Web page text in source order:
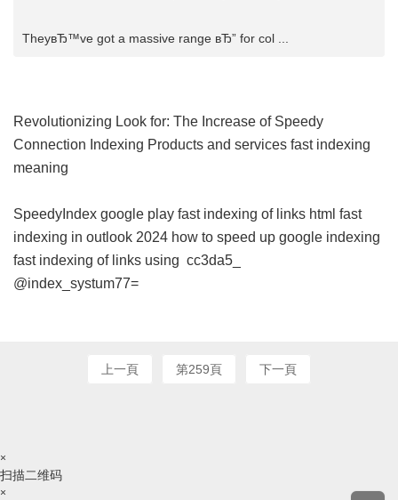
TheyвЂ™ve got a massive range вЂ” for col ...
Revolutionizing Look for: The Increase of Speedy
Connection Indexing Products and services fast indexing
meaning
SpeedyIndex google play fast indexing of links html fast
indexing in outlook 2024 how to speed up google indexing
fast indexing of links using cc3da5_
@index_systum77=
上一頁 第259頁 下一頁
×
扫描二维码
×